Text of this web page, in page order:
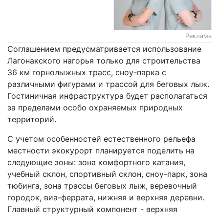
Реклама
Соглашением предусматривается использование
Лагонакского нагорья только для строительства
36 км горнолыжных трасс, сноу-парка с
различными фигурами и трассой для беговых лыж.
Гостиничная инфраструктура будет располагаться
за пределами особо охраняемых природных
территорий.
С учетом особенностей естественного рельефа
местности экокурорт планируется поделить на
следующие зоны: зона комфортного катания,
учебный склон, спортивный склон, сноу-парк, зона
тюбинга, зона трассы беговых лыж, веревочный
городок, виа-феррата, нижняя и верхняя деревни.
Главный структурный компонент - верхняя